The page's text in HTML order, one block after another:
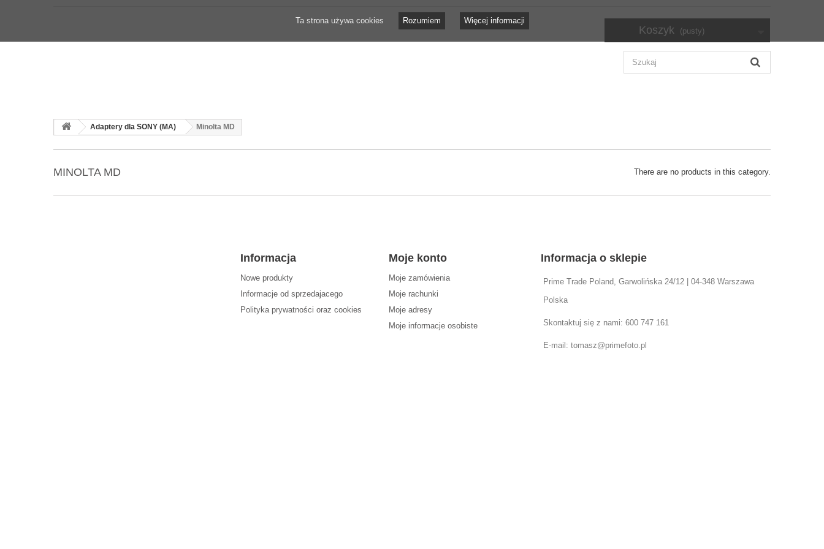
Ta strona używa cookies Rozumiem Więcej informacji
Koszyk (pusty)
Adaptery dla SONY (MA) Minolta MD
MINOLTA MD There are no products in this category.
Informacja
Nowe produkty
Informacje od sprzedajacego
Polityka prywatności oraz cookies
Moje konto
Moje zamówienia
Moje rachunki
Moje adresy
Moje informacje osobiste
Informacja o sklepie
Prime Trade Poland, Garwolińska 24/12 | 04-348 Warszawa
Polska
Skontaktuj się z nami: 600 747 161
E-mail: tomasz@primefoto.pl